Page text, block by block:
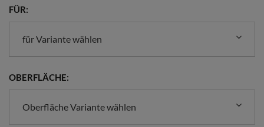
FÜR:
für Variante wählen
OBERFLÄCHE:
Oberfläche Variante wählen